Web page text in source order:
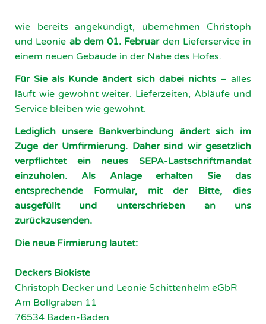
wie bereits angekündigt, übernehmen Christoph
und Leonie ab dem 01. Februarden Lieferservice in
einem neuen Gebäude in der Nähe des Hofes.
Für Sie als Kunde ändert sich dabei nichts– alles
läuft wie gewohnt weiter. Lieferzeiten, Abläufe und
Service bleiben wie gewohnt.
Lediglich unsere Bankverbindung ändert sich im
Zuge der Umfirmierung. Daher sind wir gesetzlich
verpflichtet ein neues SEPA-Lastschriftmandat
einzuholen. Als Anlage erhalten Sie das
entsprechende Formular, mit der Bitte, dies
ausgefüllt und unterschrieben an uns
zurückzusenden.
Die neue Firmierung lautet:
Deckers Biokiste
Christoph Decker und Leonie Schittenhelm eGbR
Am Bollgraben 11
76534 Baden-Baden